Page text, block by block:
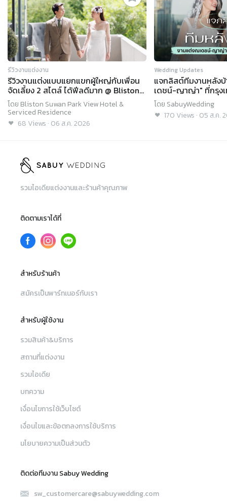
รีวิวงานแต่งงาน
รีวิวงานแต่งแบบแยกแขกผู้ใหญ่กับเพื่อน
จัดเลี้ยง 2 สไตล์ ได้ฟีลดีมาก @ Bliston
Suwan Park View Hotel & Serviced
Residence
โดย Bliston Suwan Park View Hotel &
Serviced Residence
68 Views · 06 ส.ค. 2026
Wedding Updates
แจกลิสต์ทีมงานหลัง
เดชน์-ญาญ่า" ที่กรุง
โดย SabuyWedding
170 Views · 05 ส.ค.
รวมไอเดียแต่งงานและร้านค้าคุณภาพ
ติดตามเราได้ที่
สำหรับร้านค้า
สมัครเป็นพาร์ทเนอร์กับเรา
สำหรับผู้ใช้งาน
รวมสินค้า&บริการ
สถานที่แต่งงาน
รวมไอเดีย
บทความ
เงื่อนไขการใช้เว็บไซต์
เงื่อนไขและข้อตกลงการใช้บริการ
นโยบายความเป็นส่วนตัว
ติดต่อทีมงาน Sabuy Wedding
sw_customercare@sabuywedding.com